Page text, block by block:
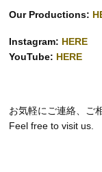
Our Productions:
Instagram: HERE
YouTube: HERE
お気軽にご連絡、ご
Feel free to visit us.